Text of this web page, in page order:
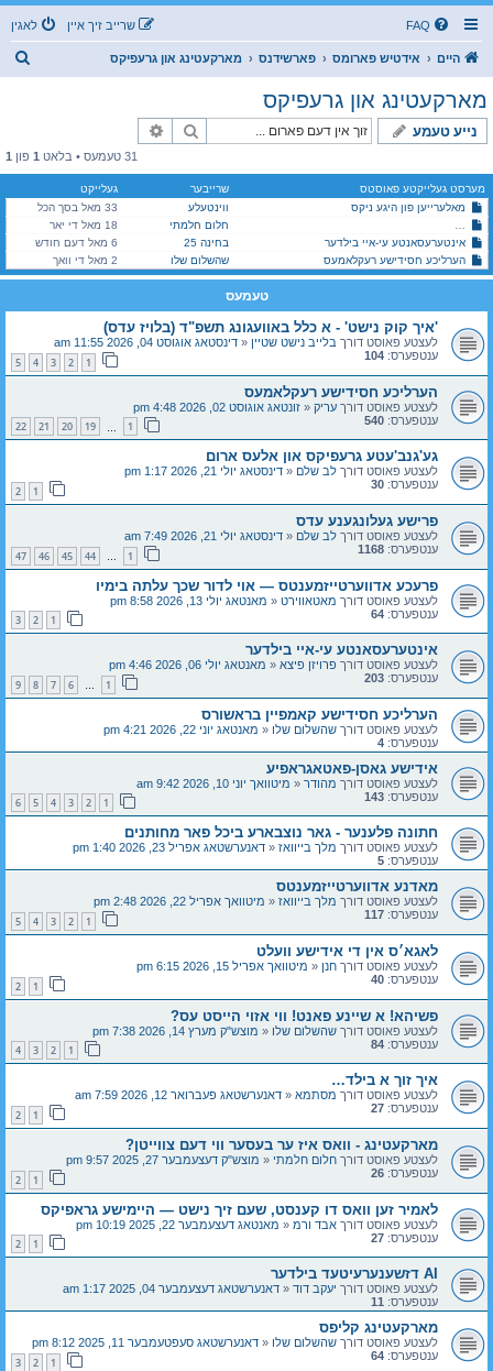
FAQ לאגין שרייב זיך איין
היים אידטיש פארומס פארשידנס מארקעטינג און גרעפיקס
מארקעטינג און גרעפיקס
נייע טעמע זוך
31 טעמעס • בלאט 1 פון 1
מערסט געלייקטע פאוסטס שרייבער
געלייקט
מאלערייען פון היגע ניקס
ווינטעלע
33 מאל בסך הכל
פרעכע אדווערטייזמענטס — אוי לדור שכך עלתה בימיוחלום חלמתי
18 מאל די יאר
אינטערעסאנטע עי-איי בילדער
בחינה 25
6 מאל דעם חודש
הערליכע חסידישע רעקלאמעס
שהשלום שלו 2 מאל די וואך
טעמעס
'איך קוק נישט' - א כלל באוועגונג תשפ"ד (בלויז עדס)
לעצטע פאוסט דורך בלייב נישט שטיין « דינסטאג אוגוסט 04, 2026 11:55 am
ענטפערס: 104
1
2
3
4
5
הערליכע חסידישע רעקלאמעס
לעצטע פאוסט דורך עריק « זונטאג אוגוסט 02, 2026 4:48 pm
ענטפערס: 540
1
19
20
21
22
גע'גנב'עטע גרעפיקס און אלעס ארום
לעצטע פאוסט דורך לב שלם « דינסטאג יולי 21, 2026 1:17 pm
ענטפערס: 30
1
2
פרישע געלונגענע עדס
לעצטע פאוסט דורך לב שלם « דינסטאג יולי 21, 2026 7:49 am
ענטפערס: 1168
1
…
44
45
46
47
פרעכע אדווערטייזמענטס — אוי לדור שכך עלתה בימיו
לעצטע פאוסט דורך מאטאווירט « מאנטאג יולי 13, 2026 8:58 pm
ענטפערס: 64
1
2
3
אינטערעסאנטע עי-איי בילדער
לעצטע פאוסט דורך פרויזן פיצא « מאנטאג יולי 06, 2026 4:46 pm
ענטפערס: 203
1
…
6
7
8
9
הערליכע חסידישע קאמפיין בראשורס
לעצטע פאוסט דורך שהשלום שלו « מאנטאג יוני 22, 2026 4:21 pm
ענטפערס: 4
אידישע גאסן-פאטאגראפיע
לעצטע פאוסט דורך מהודר « מיטוואך יוני 10, 2026 9:42 am
ענטפערס: 143
1
2
3
4
5
6
חתונה פלענער - גאר נוצבארע ביכל פאר מחותנים
לעצטע פאוסט דורך מלך בייוואז « דאנערשטאג אפריל 23, 2026 1:40 pm
ענטפערס: 5
מאדנע אדווערטייזמענטס
לעצטע פאוסט דורך מלך בייוואז « מיטוואך אפריל 22, 2026 2:48 pm
ענטפערס: 117
1
2
3
4
5
לאגא׳ס אין די אידישע וועלט
לעצטע פאוסט דורך חנן « מיטוואך אפריל 15, 2026 6:15 pm
ענטפערס: 40
1
2
פשיהא! א שיינע פאנט! ווי אזוי הייסט עס?
לעצטע פאוסט דורך שהשלום שלו « מוצש"ק מערץ 14, 2026 7:38 pm
ענטפערס: 84
1
2
3
4
איך זוך א בילד…
לעצטע פאוסט דורך מסתמא « דאנערשטאג פעברואר 12, 2026 7:59 am
ענטפערס: 27
1
2
מארקעטינג - וואס איז ער בעסער ווי דעם צווייטן?
לעצטע פאוסט דורך חלום חלמתי « מוצש"ק דעצעמבער 27, 2025 9:57 pm
ענטפערס: 26
1
2
לאמיר זען וואס דו קענסט, שעם זיך נישט — היימישע גראפיקס
לעצטע פאוסט דורך אבד ורמ « מאנטאג דעצעמבער 22, 2025 10:19 pm
ענטפערס: 27
1
2
AI דזשענערעיטעד בילדער
לעצטע פאוסט דורך יעקב דוד « דאנערשטאג דעצעמבער 04, 2025 1:17 am
ענטפערס: 11
מארקעטינג קליפס
לעצטע פאוסט דורך שהשלום שלו « דאנערשטאג סעפטעמבער 11, 2025 8:12 pm
ענטפערס: 64
1
2
3